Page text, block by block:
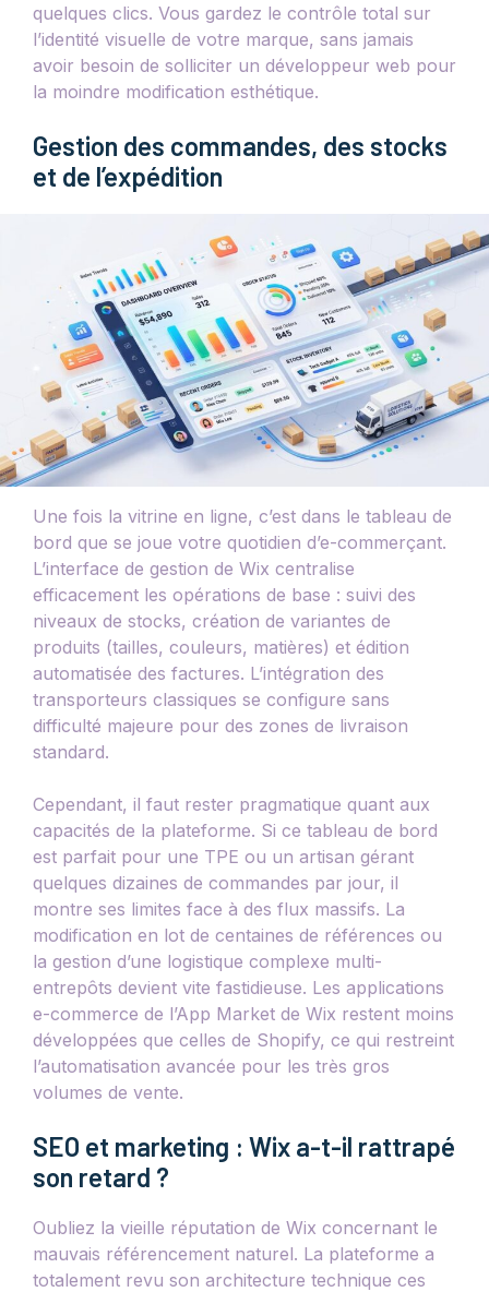
quelques clics. Vous gardez le contrôle total sur
l’identité visuelle de votre marque, sans jamais
avoir besoin de solliciter un développeur web pour
la moindre modification esthétique.
Gestion des commandes, des stocks
et de l’expédition
Une fois la vitrine en ligne, c’est dans le tableau de
bord que se joue votre quotidien d’e-commerçant.
L’interface de gestion de Wix centralise
efficacement les opérations de base : suivi des
niveaux de stocks, création de variantes de
produits (tailles, couleurs, matières) et édition
automatisée des factures. L’intégration des
transporteurs classiques se configure sans
difficulté majeure pour des zones de livraison
standard.
Cependant, il faut rester pragmatique quant aux
capacités de la plateforme. Si ce tableau de bord
est parfait pour une TPE ou un artisan gérant
quelques dizaines de commandes par jour, il
montre ses limites face à des flux massifs. La
modification en lot de centaines de références ou
la gestion d’une logistique complexe multi-
entrepôts devient vite fastidieuse. Les applications
e-commerce de l’App Market de Wix restent moins
développées que celles de Shopify, ce qui restreint
l’automatisation avancée pour les très gros
volumes de vente.
SEO et marketing : Wix a-t-il rattrapé
son retard ?
Oubliez la vieille réputation de Wix concernant le
mauvais référencement naturel. La plateforme a
totalement revu son architecture technique ces